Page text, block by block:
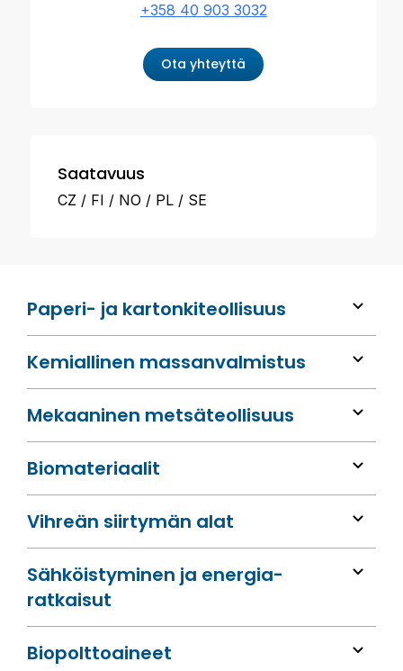
Paperi- ja kartonkiteollisuus
Kemiallinen massan­valmistus
Mekaaninen metsä­teollisuus
Bio­materiaalit
Vihreän siirtymän alat
Sähköis­tyminen ja energia­
ratkaisut
Bio­polttoaineet
+358 40 903 3032
Ota yhteyttä
Saatavuus
CZ FI NO PL SE